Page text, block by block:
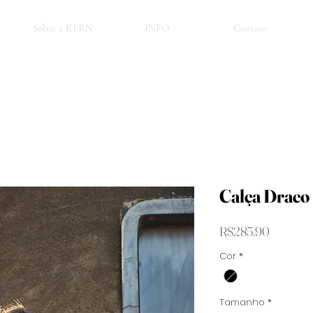
Sobre a KERN INFO Contato
Calça Draco
R$285.90
Cor *
Tamanho *